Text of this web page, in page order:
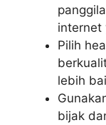
internet
Pilih
lebih
bijak